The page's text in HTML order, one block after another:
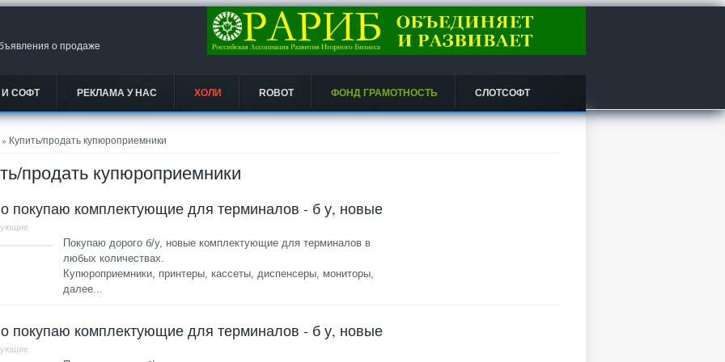
о продаже
СОФТ РЕКЛАМА У НАС ХОЛИ ROBOT ФОНД ГРАМОТНОСТЬ СЛОТСОФТ
» Купить/продать купюроприемники
продать купюроприемники
покупаю комплектующие для терминалов - б у, новые
Покупаю дорого б/у, новые комплектующие для терминалов в
любых количествах.
Купюроприемники, принтеры, кассеты, диспенсеры, мониторы,
далее...
покупаю комплектующие для терминалов - б у, новые